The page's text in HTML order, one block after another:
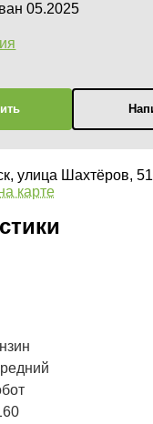
05.2025
улица Шахтёров, 51
карте